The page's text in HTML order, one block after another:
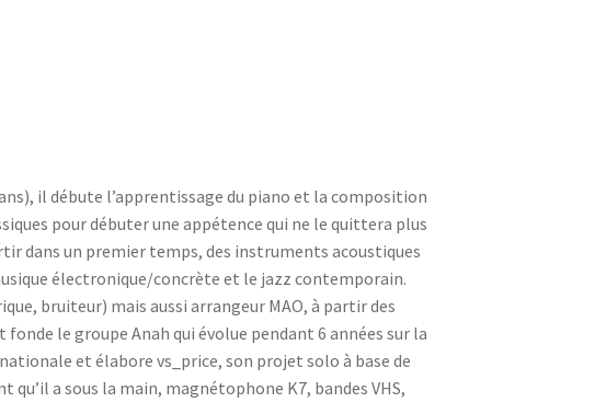
il débute l’apprentissage du piano et la composition
pour débuter une appétence qui ne le quittera plus
dans un premier temps, des instruments acoustiques
électronique/concrète et le jazz contemporain.
bruiteur) mais aussi arrangeur MAO, à partir des
le groupe Anah qui évolue pendant 6 années sur la
et élabore vs_price, son projet solo à base de
a sous la main, magnétophone K7, bandes VHS,